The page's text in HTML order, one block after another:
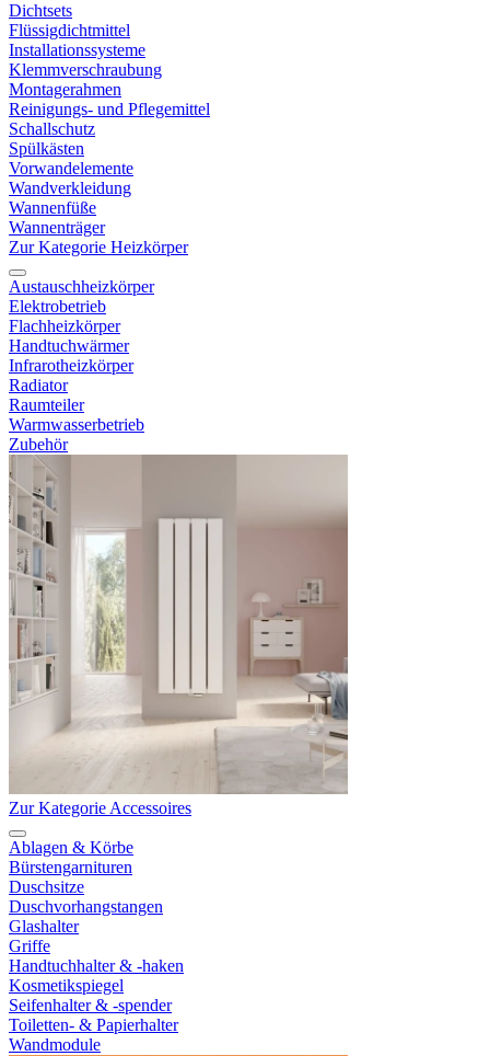
Dichtsets
Flüssigdichtmittel
Installationssysteme
Klemmverschraubung
Montagerahmen
Reinigungs- und Pflegemittel
Schallschutz
Spülkästen
Vorwandelemente
Wandverkleidung
Wannenfüße
Wannenträger
Zur Kategorie Heizkörper
Austauschheizkörper
Elektrobetrieb
Flachheizkörper
Handtuchwärmer
Infrarotheizkörper
Radiator
Raumteiler
Warmwasserbetrieb
Zubehör
Zur Kategorie Accessoires
Ablagen & Körbe
Bürstengarnituren
Duschsitze
Duschvorhangstangen
Glashalter
Griffe
Handtuchhalter & -haken
Kosmetikspiegel
Seifenhalter & -spender
Toiletten- & Papierhalter
Wandmodule